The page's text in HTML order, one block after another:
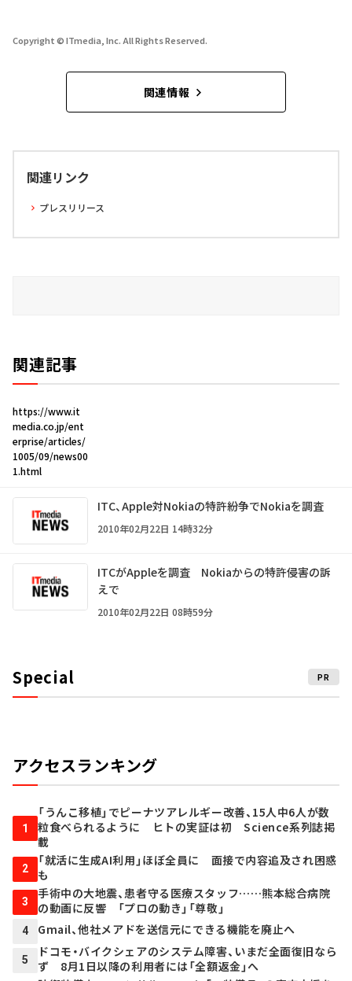
Copyright © ITmedia, Inc. All Rights Reserved.
関連情報
関連リンク
プレスリリース
関連記事
https://www.it
media.co.jp/ent
erprise/articles/
1005/09/news00
1.html
ITC、Apple対Nokiaの特許紛争でNokiaを調査
2010年02月22日 14時32分
ITCがAppleを調査 Nokiaからの特許侵害の訴
えで
2010年02月22日 08時59分
Special PR
アクセスランキング
1
「うんこ移植」でピーナツアレルギー改善、15人中6人が数
粒食べられるように ヒトの実証は初 Science系列誌掲
載
2
「就活に生成AI利用」ほぼ全員に 面接で内容追及され困惑
も
3
手術中の大地震、患者守る医療スタッフ……熊本総合病院
の動画に反響 「プロの動き」「尊敬」
4 Gmail、他社メアドを送信元にできる機能を廃止へ
5
ドコモ・バイクシェアのシステム障害、いまだ全面復旧なら
ず 8月1日以降の利用者には「全額返金」へ